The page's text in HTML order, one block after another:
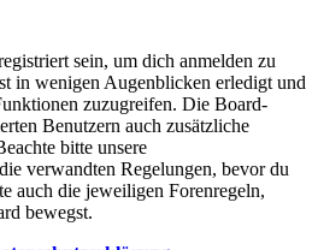
sein, um dich anmelden zu
in wenigen Augenblicken erledigt und
zuzugreifen. Die Board-
Benutzern auch zusätzliche
bitte unsere
verwandten Regelungen, bevor du
auch die jeweiligen Forenregeln,
bewegst.